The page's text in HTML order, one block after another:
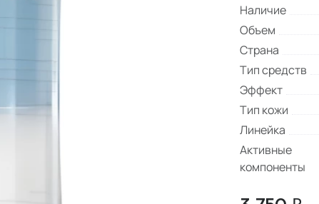
Наличие
Объем
Страна
Тип средств
Эффект
Тип кожи
Линейка
Активные
компоненты